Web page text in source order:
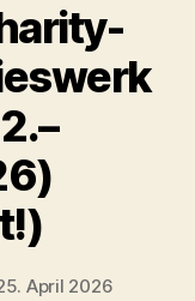
April 2026